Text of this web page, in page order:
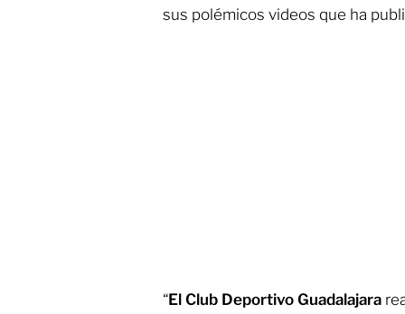
sus polémicos videos que ha
“El Club Deportivo Guadalajara